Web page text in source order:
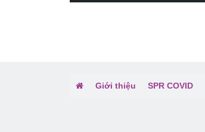
Giới thiệu SPR COVID